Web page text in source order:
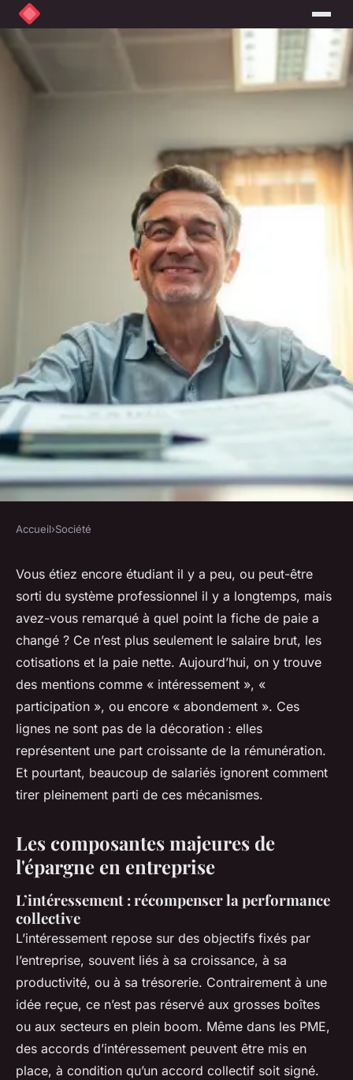
Avantages de la prime
d’épargne salariale pour les
salariés
Orion•17/03/2026 18:31 •9 min de lecture
Accueil›Société
Vous étiez encore étudiant il y a peu, ou peut-être
sorti du système professionnel il y a longtemps, mais
avez-vous remarqué à quel point la fiche de paie a
changé ? Ce n’est plus seulement le salaire brut, les
cotisations et la paie nette. Aujourd’hui, on y trouve
des mentions comme « intéressement », «
participation », ou encore « abondement ». Ces
lignes ne sont pas de la décoration : elles
représentent une part croissante de la rémunération.
Et pourtant, beaucoup de salariés ignorent comment
tirer pleinement parti de ces mécanismes.
Les composantes majeures de
l'épargne en entreprise
L’intéressement : récompenser la performance
collective
L’intéressement repose sur des objectifs fixés par
l’entreprise, souvent liés à sa croissance, à sa
productivité, ou à sa trésorerie. Contrairement à une
idée reçue, ce n’est pas réservé aux grosses boîtes
ou aux secteurs en plein boom. Même dans les PME,
des accords d’intéressement peuvent être mis en
place, à condition qu’un accord collectif soit signé.